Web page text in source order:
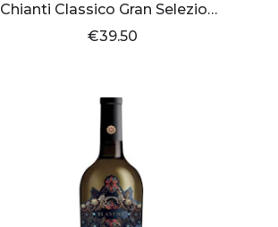
Chianti Classico Gran Selezione
DOCG
€39.50